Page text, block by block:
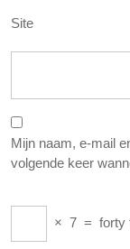
Site
Mijn naam, e-mail
volgende keer
× 7 = forty